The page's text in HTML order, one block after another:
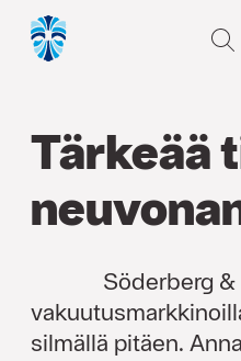
Tärkeää
Söderberg
silmällä pitäen.